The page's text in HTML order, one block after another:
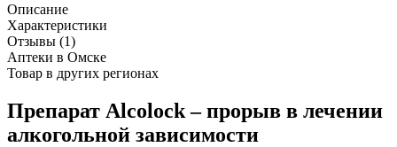
Описание
Характеристики
Отзывы (1)
Аптеки в Омске
Товар в других регионах
Препарат Alcolock – прорыв в лечении
алкогольной зависимости